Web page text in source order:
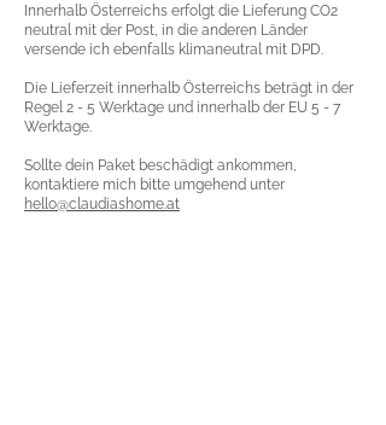
Innerhalb Österreichs erfolgt die Lieferung CO2
neutral mit der Post, in die anderen Länder
versende ich ebenfalls klimaneutral mit DPD.
Die Lieferzeit innerhalb Österreichs beträgt in der
Regel 2 - 5 Werktage und innerhalb der EU 5 - 7
Werktage.
Sollte dein Paket beschädigt ankommen,
kontaktiere mich bitte umgehend unter
hello@claudiashome.at